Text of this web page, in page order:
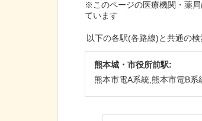
※このページの医療機関・薬局
ています
以下の各駅(各路線)と共通の
熊本城・市役所前駅:
熊本市電A系統,熊本市電B系